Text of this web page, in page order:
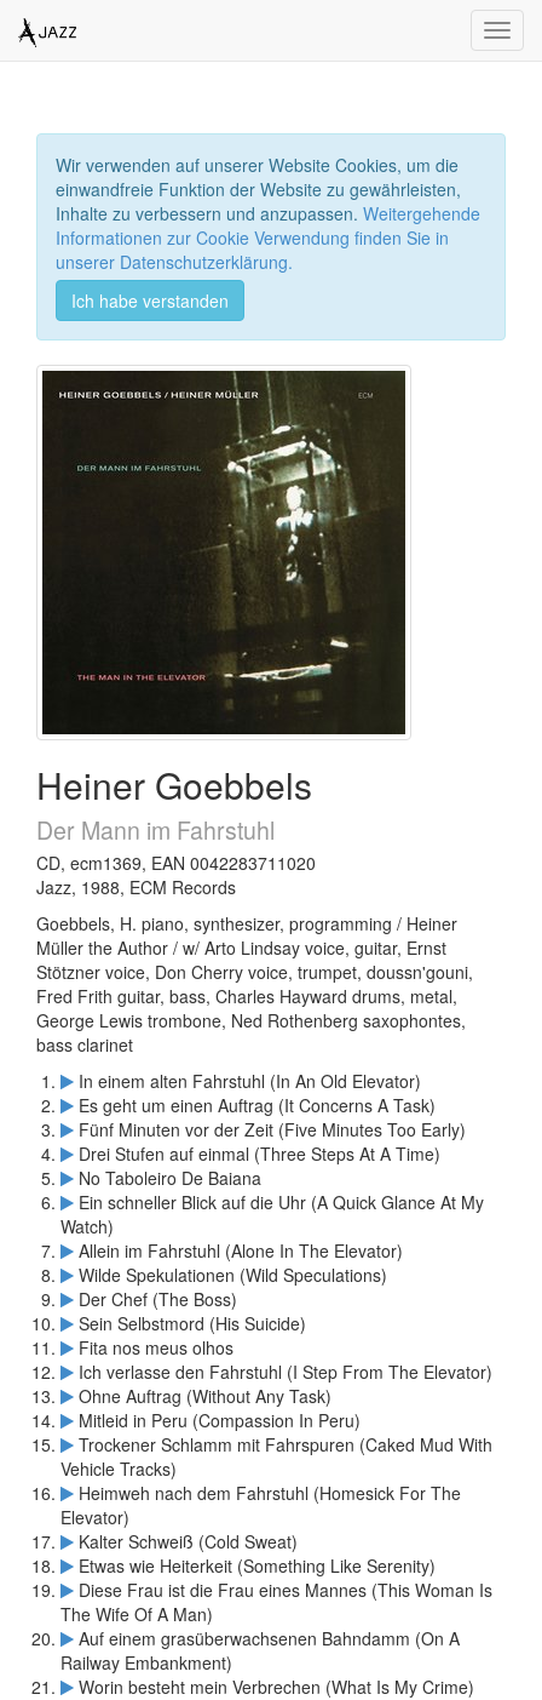
Wir verwenden auf unserer Website Cookies, um die
einwandfreie Funktion der Website zu gewährleisten,
Inhalte zu verbessern und anzupassen. Weitergehende
Informationen zur Cookie Verwendung finden Sie in
unserer Datenschutzerklärung.
Ich habe verstanden
Heiner Goebbels
Der Mann im Fahrstuhl
CD, ecm1369, EAN 0042283711020
Jazz, 1988, ECM Records
Goebbels, H. piano, synthesizer, programming / Heiner
Müller the Author / w/ Arto Lindsay voice, guitar, Ernst
Stötzner voice, Don Cherry voice, trumpet, doussn'gouni,
Fred Frith guitar, bass, Charles Hayward drums, metal,
George Lewis trombone, Ned Rothenberg saxophontes,
bass clarinet
In einem alten Fahrstuhl (In An Old Elevator)
Es geht um einen Auftrag (It Concerns A Task)
Fünf Minuten vor der Zeit (Five Minutes Too Early)
Drei Stufen auf einmal (Three Steps At A Time)
No Taboleiro De Baiana
Ein schneller Blick auf die Uhr (A Quick Glance At My
Watch)
Allein im Fahrstuhl (Alone In The Elevator)
Wilde Spekulationen (Wild Speculations)
Der Chef (The Boss)
Sein Selbstmord (His Suicide)
Fita nos meus olhos
Ich verlasse den Fahrstuhl (I Step From The Elevator)
Ohne Auftrag (Without Any Task)
Mitleid in Peru (Compassion In Peru)
Trockener Schlamm mit Fahrspuren (Caked Mud With
Vehicle Tracks)
Heimweh nach dem Fahrstuhl (Homesick For The
Elevator)
Kalter Schweiß (Cold Sweat)
Etwas wie Heiterkeit (Something Like Serenity)
Diese Frau ist die Frau eines Mannes (This Woman Is
The Wife Of A Man)
Auf einem grasüberwachsenen Bahndamm (On A
Railway Embankment)
Worin besteht mein Verbrechen (What Is My Crime)